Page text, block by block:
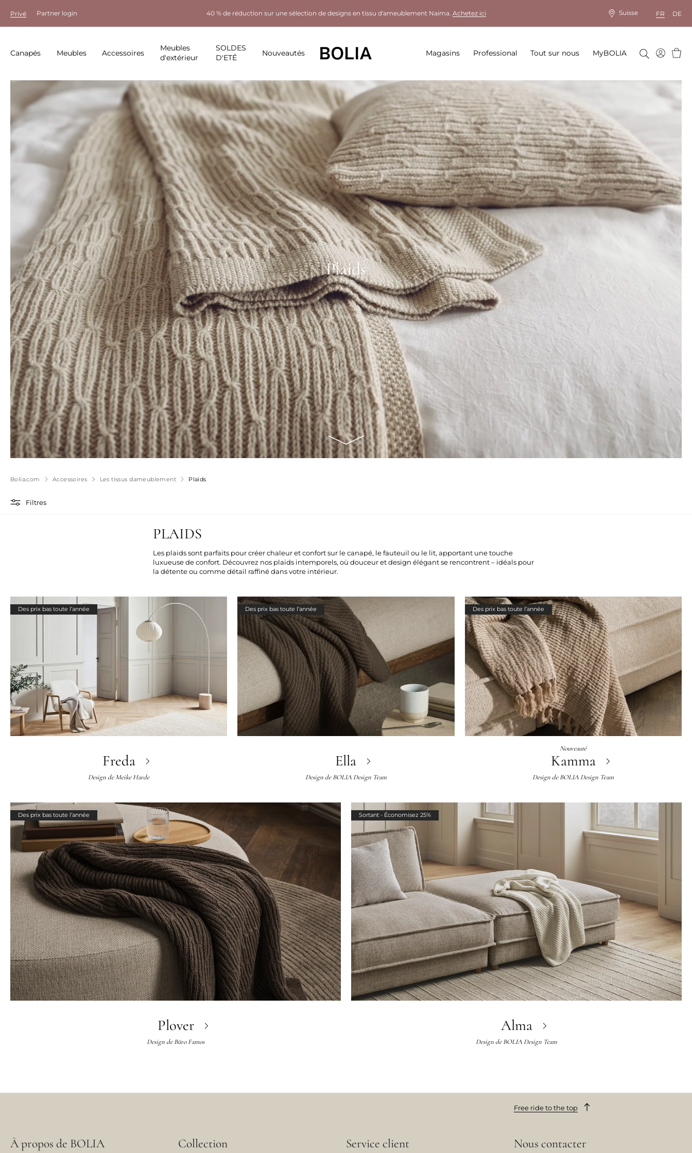
Privé Partner login 40 % de réduction sur une sélection de designs en tissu d'ameublement Naima. Achetez ici Suisse FR DE
Canapés Meubles Accessoires
Meubles
d'extérieur
SOLDES
D'ETÉ
Nouveautés Magasins Professional Tout sur nous MyBOLIA
Plaids
Bolia.com Accessoires Les tissus dameublement Plaids
Filtres
PLAIDS
Les plaids sont parfaits pour créer chaleur et confort sur le canapé, le fauteuil ou le lit, apportant une touche
luxueuse de confort. Découvrez nos plaids intemporels, où douceur et design élégant se rencontrent – idéals pour
la détente ou comme détail raffiné dans votre intérieur.
Des prix bas toute l’année
Freda
Design deMeike Harde
Des prix bas toute l’année
Ella
Design deBOLIA Design Team
Des prix bas toute l’année
Nouveauté
Kamma
Design deBOLIA Design Team
Des prix bas toute l’année
Plover
Design deBüro Famos
Sortant - Économisez 25%
Alma
Design deBOLIA Design Team
Free ride to the top
À propos de BOLIA Collection Service client Nous contacter